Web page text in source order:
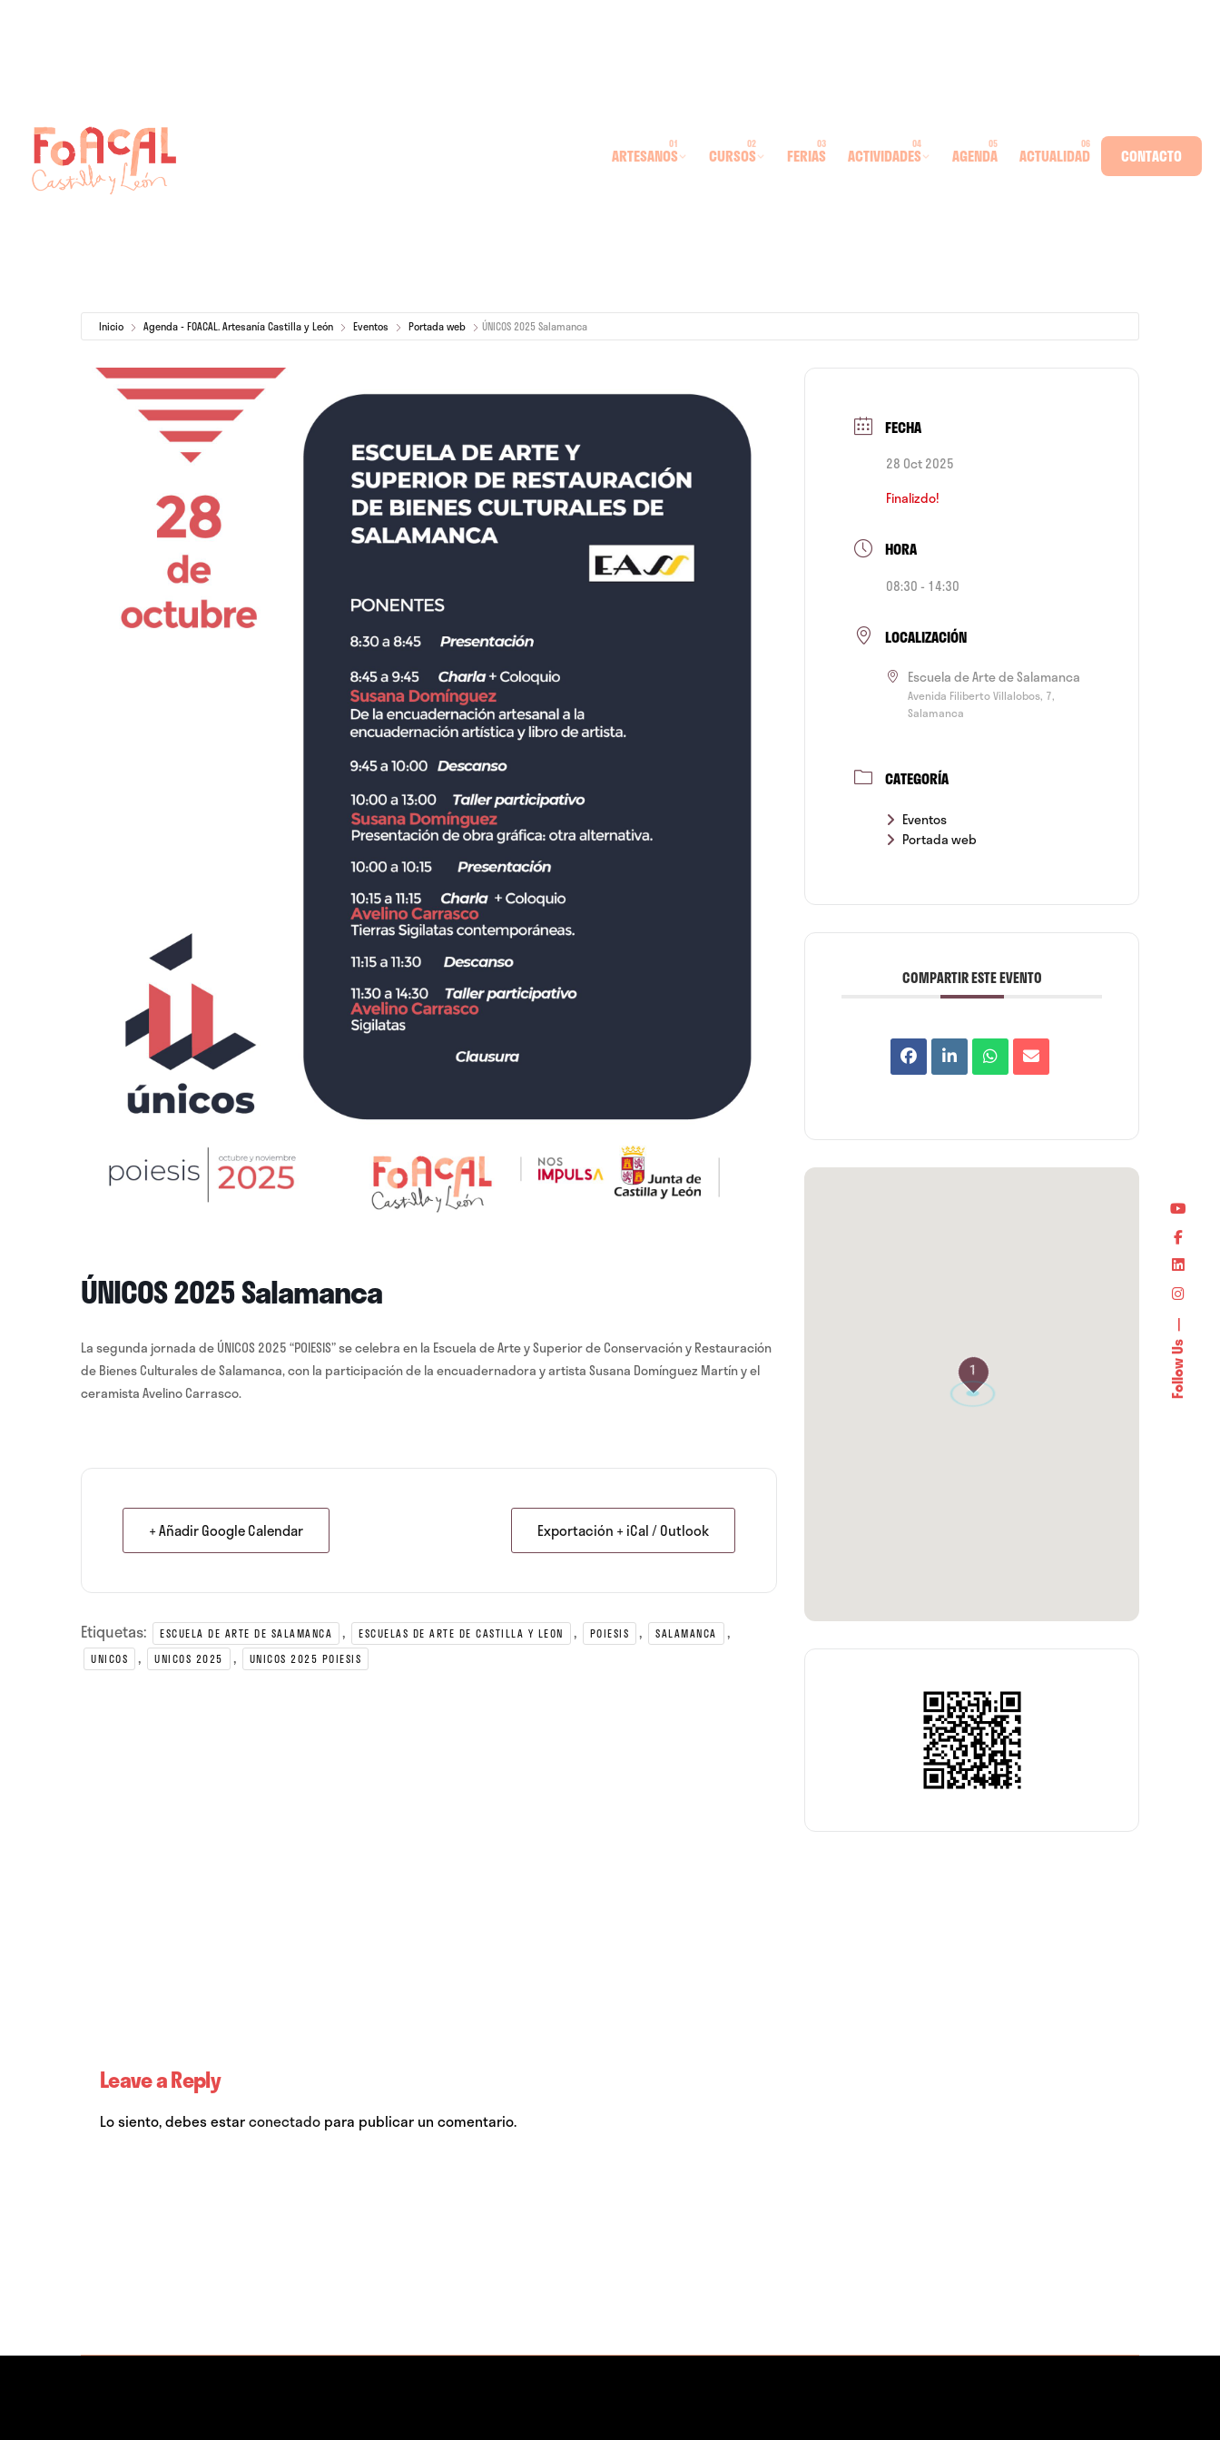
Follow Us
ARTESANOS CURSOS FERIAS ACTIVIDADES AGENDA ACTUALIDAD CONTACTO
Inicio Agenda - FOACAL. Artesanía Castilla y León Eventos Portada web ÚNICOS 2025 Salamanca
ÚNICOS 2025 Salamanca
La segunda jornada de ÚNICOS 2025 “POIESIS” se celebra en la Escuela de Arte y Superior de Conservación y Restauración
de Bienes Culturales de Salamanca, con la participación de la encuadernadora y artista Susana Domínguez Martín y el
ceramista Avelino Carrasco.
+ Añadir Google Calendar Exportación + iCal / Outlook
Etiquetas: ESCUELA DE ARTE DE SALAMANCA , ESCUELAS DE ARTE DE CASTILLA Y LEON , POIESIS , SALAMANCA ,
UNICOS , UNICOS 2025 , UNICOS 2025 POIESIS
FECHA
28 Oct 2025
Finalizdo!
HORA
08:30 - 14:30
LOCALIZACIÓN
Escuela de Arte de Salamanca
Avenida Filiberto Villalobos, 7,
Salamanca
CATEGORÍA
Eventos
Portada web
COMPARTIR ESTE EVENTO
1
Leave a Reply
Lo siento, debes estarconectado para publicar un comentario.